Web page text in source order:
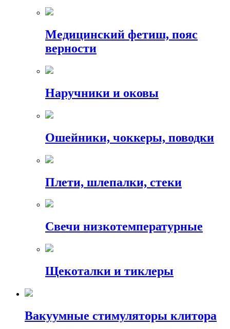
Медицинский фетиш, пояс
верности
Наручники и оковы
Ошейники, чоккеры, поводки
Плети, шлепалки, стеки
Свечи низкотемпературные
Щекоталки и тиклеры
Вакуумные стимуляторы клитора